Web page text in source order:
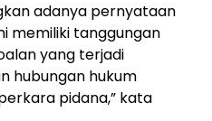
adanya pernyataan
memiliki tanggungan
yang terjadi
hubungan hukum
pidana,” kata